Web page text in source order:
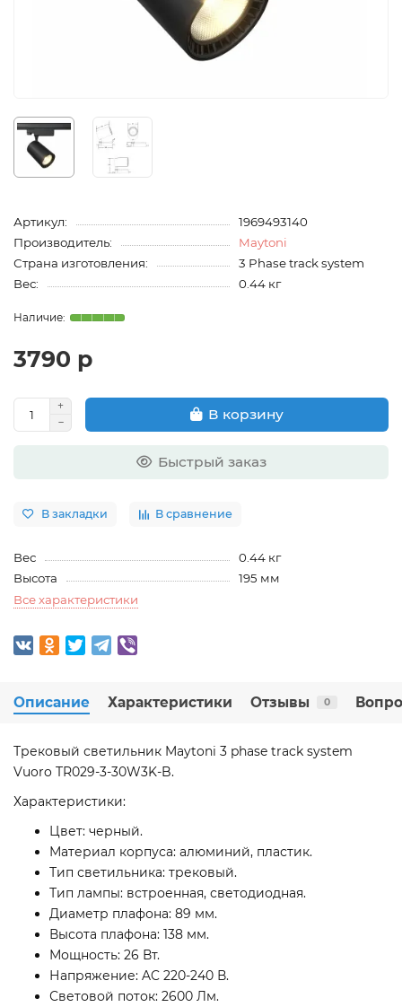
Артикул:
1969493140
Производитель:
Maytoni
Страна изготовления:
3 Phase track system
Вес:
0.44 кг
3790 р
В корзину
Быстрый заказ
В закладки В сравнение
Вес
0.44 кг
Высота
195 мм
Все характеристики
Описание Характеристики Отзывы 0
Трековый светильник Maytoni 3 phase track system
Vuoro TR029-3-30W3K-B.
Характеристики:
Цвет: черный.
Материал корпуса: алюминий, пластик.
Тип светильника: трековый.
Тип лампы: встроенная, светодиодная.
Диаметр плафона: 89 мм.
Высота плафона: 138 мм.
Мощность: 26 Вт.
Напряжение: AC 220-240 В.
Световой поток: 2600 Лм.